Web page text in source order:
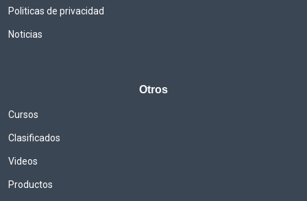
Politicas de privacidad
Noticias
Otros
Cursos
Clasificados
Videos
Productos